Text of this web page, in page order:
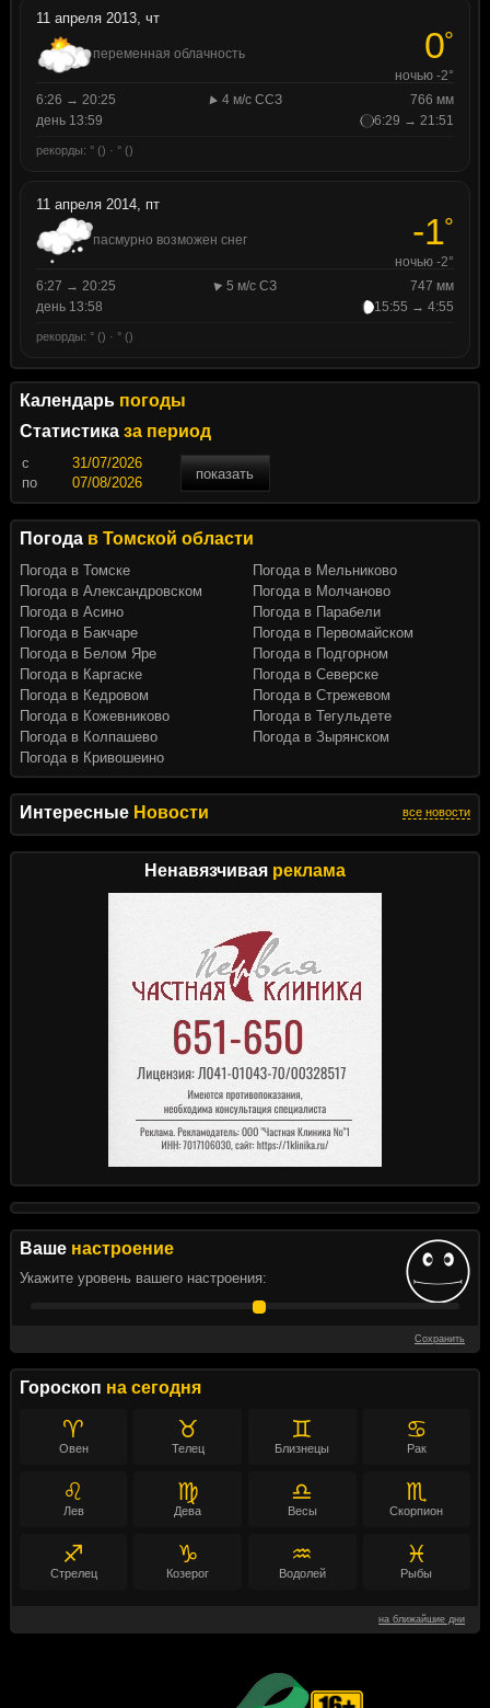
Интересные Новости все новости
Ненавязчивая реклама
Ваше настроение
Укажите уровень вашего настроения:
Сохранить
Гороскоп на сегодня
♈
Овен
♉
Телец
♊
Близнецы
♋
Рак
♌
Лев
♍
Дева
♎
Весы
♏
Скорпион
♐
Стрелец
♑
Козерог
♒
Водолей
♓
Рыбы
на ближайшие дни
11 апреля 2013, чт
переменная облачность 0°
ночью -2°
6:26 → 20:25
4 м/с ССЗ
766 мм
день 13:59
6:29 → 21:51
рекорды: ° () · ° ()
11 апреля 2014, пт
пасмурно возможен снег -1°
ночью -2°
6:27 → 20:25
5 м/с СЗ
747 мм
день 13:58
15:55 → 4:55
рекорды: ° () · ° ()
Календарь погоды
Статистика за период
c
показать
по
Погода в Томской области
Погода в Томске
Погода в Александровском
Погода в Асино
Погода в Бакчаре
Погода в Белом Яре
Погода в Каргаске
Погода в Кедровом
Погода в Кожевниково
Погода в Колпашево
Погода в Кривошеино
Погода в Мельниково
Погода в Молчаново
Погода в Парабели
Погода в Первомайском
Погода в Подгорном
Погода в Северске
Погода в Стрежевом
Погода в Тегульдете
Погода в Зырянском